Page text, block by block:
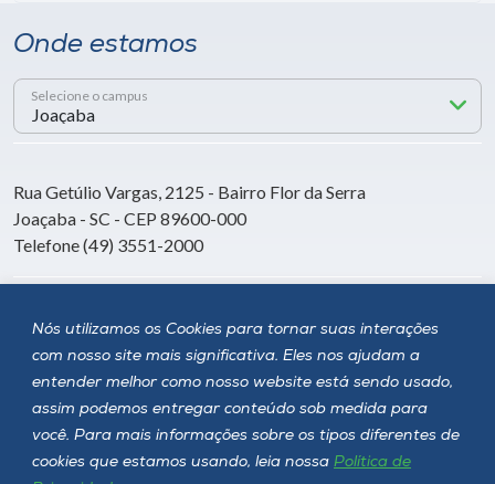
Nós utilizamos os Cookies para tornar suas interações
com nosso site mais significativa. Eles nos ajudam a
entender melhor como nosso website está sendo usado,
assim podemos entregar conteúdo sob medida para
você. Para mais informações sobre os tipos diferentes de
cookies que estamos usando, leia nossa Política de
Onde estamos
Selecione o campus
Rua Getúlio Vargas, 2125 - Bairro Flor da Serra
Joaçaba - SC - CEP 89600-000
Telefone (49) 3551-2000
Siga a Unoesc